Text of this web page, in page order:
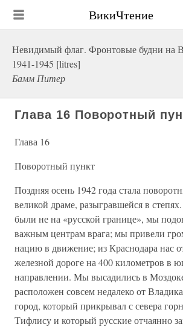
ВикиЧтение
Невидимый флаг. Фронтовые будни на
1941-1945 [litres]
Бамм Питер
Глава 16 Поворотный
Глава 16
Поворотный пункт
Поздняя осень 1942 года стала
великой драме, разыгравшейся в
были не на «русской границе», мы
важным центрам врага; мы привели
нацию в движение; из Краснодара нас
железной дороге на 400 километров в
направлении. Мы высадились в
расположен совсем недалеко от
город, который прикрывал с севера
Тифлису и который русские отчаянно